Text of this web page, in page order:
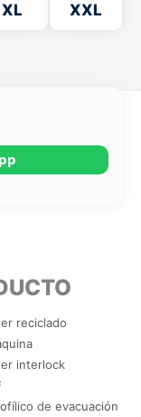
XL XXL
reciclado
interlock
de evacuación